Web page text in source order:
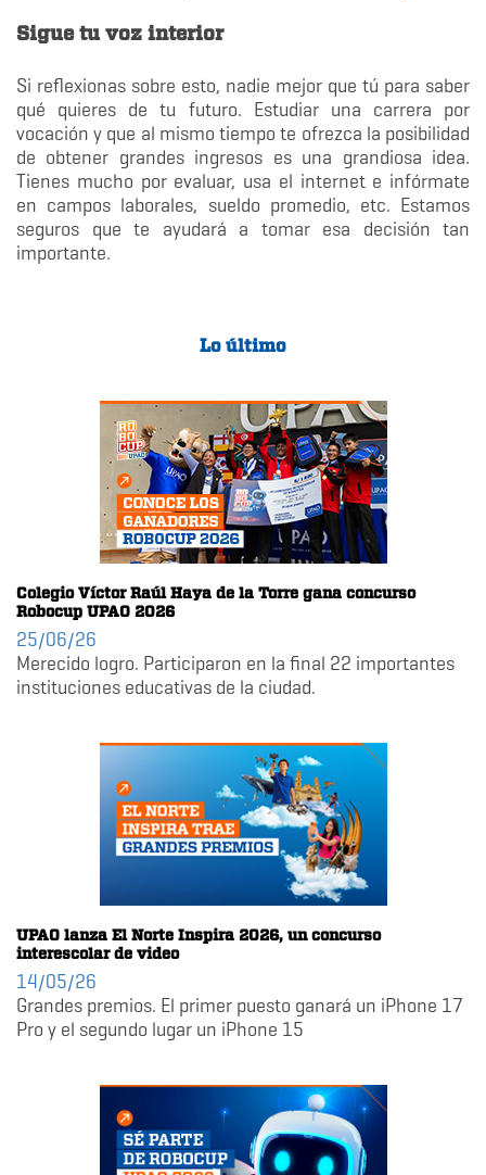
Sigue tu voz interior
Si reflexionas sobre esto, nadie mejor que tú para saber
qué quieres de tu futuro. Estudiar una carrera por
vocación y que al mismo tiempo te ofrezca la posibilidad
de obtener grandes ingresos es una grandiosa idea.
Tienes mucho por evaluar, usa el internet e infórmate
en campos laborales, sueldo promedio, etc. Estamos
seguros que te ayudará a tomar esa decisión tan
importante.
Lo último
Colegio Víctor Raúl Haya de la Torre gana concurso
Robocup UPAO 2026
25/06/26
Merecido logro. Participaron en la final 22 importantes
instituciones educativas de la ciudad.
UPAO lanza El Norte Inspira 2026, un concurso
interescolar de video
14/05/26
Grandes premios. El primer puesto ganará un iPhone 17
Pro y el segundo lugar un iPhone 15